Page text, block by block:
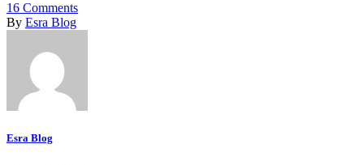
16 Comments
By Esra Blog
Esra Blog